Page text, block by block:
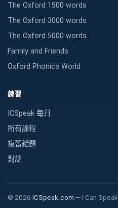
The Oxford 1500 words
The Oxford 3000 words
The Oxford 5000 words
Family and Friends
Oxford Phonics World
練習
ICSpeak 每日
所有課程
複習錯題
對話
© 2026 ICSpeak.com — I Can Speak